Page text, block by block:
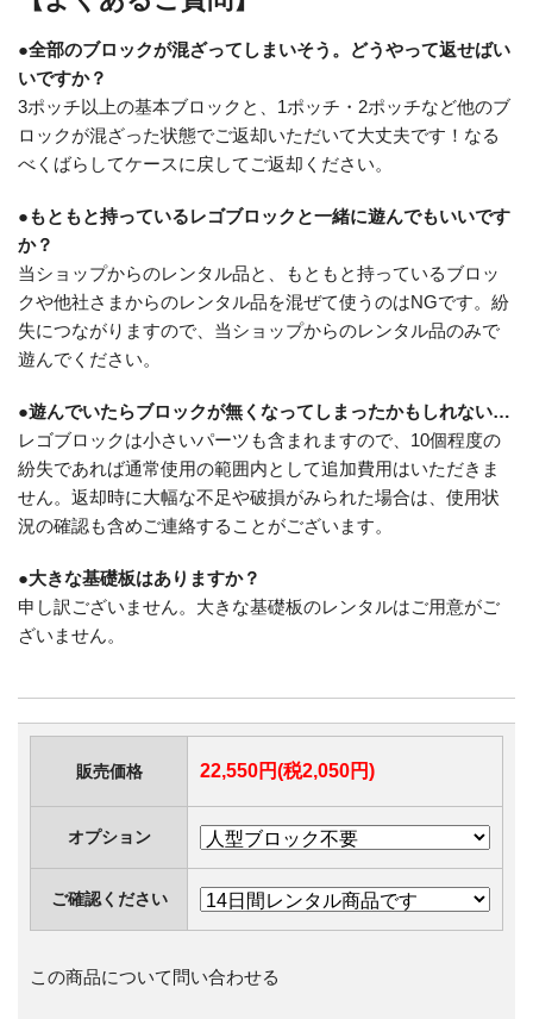
●全部のブロックが混ざってしまいそう。どうやって返せばい
いですか？
3ポッチ以上の基本ブロックと、1ポッチ・2ポッチなど他のブ
ロックが混ざった状態でご返却いただいて大丈夫です！なる
べくばらしてケースに戻してご返却ください。
●もともと持っているレゴブロックと一緒に遊んでもいいです
か？
当ショップからのレンタル品と、もともと持っているブロッ
クや他社さまからのレンタル品を混ぜて使うのはNGです。紛
失につながりますので、当ショップからのレンタル品のみで
遊んでください。
●遊んでいたらブロックが無くなってしまったかもしれない…
レゴブロックは小さいパーツも含まれますので、10個程度の
紛失であれば通常使用の範囲内として追加費用はいただきま
せん。返却時に大幅な不足や破損がみられた場合は、使用状
況の確認も含めご連絡することがございます。
●大きな基礎板はありますか？
申し訳ございません。大きな基礎板のレンタルはご用意がご
ざいません。
販売価格 22,550円(税2,050円)
オプション
ご確認ください
この商品について問い合わせる